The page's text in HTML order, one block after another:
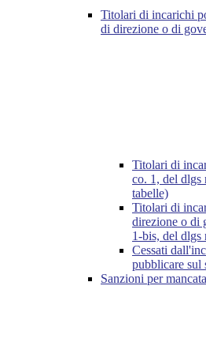
Titolari di incarichi
di direzione o di
Titolari di
co. 1, del dlgs
tabelle)
Titolari di
direzione o di
1-bis, del dlgs
Cessati
pubblicare sul
Sanzioni per